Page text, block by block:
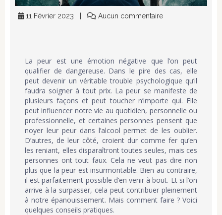
11 Février 2023 Aucun commentaire
La peur est une émotion négative que l’on peut
qualifier de dangereuse. Dans le pire des cas, elle
peut devenir un véritable trouble psychologique qu’il
faudra soigner à tout prix. La peur se manifeste de
plusieurs façons et peut toucher n’importe qui. Elle
peut influencer notre vie au quotidien, personnelle ou
professionnelle, et certaines personnes pensent que
noyer leur peur dans l’alcool permet de les oublier.
D’autres, de leur côté, croient dur comme fer qu’en
les reniant, elles disparaîtront toutes seules, mais ces
personnes ont tout faux. Cela ne veut pas dire non
plus que la peur est insurmontable. Bien au contraire,
il est parfaitement possible d’en venir à bout. Et si l’on
arrive à la surpasser, cela peut contribuer pleinement
à notre épanouissement. Mais comment faire ? Voici
quelques conseils pratiques.